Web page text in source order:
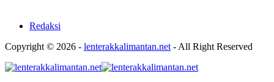
Redaksi
Copyright © 2026 - lenterakkalimantan.net - All Right Reserved